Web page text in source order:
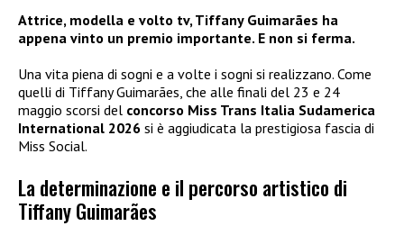
Attrice, modella e volto tv, Tiffany Guimarães ha
appena vinto un premio importante. E non si ferma.
Una vita piena di sogni e a volte i sogni si realizzano. Come
quelli di Tiffany Guimarães, che alle finali del 23 e 24
maggio scorsi del concorso Miss Trans Italia Sudamerica
International 2026 si è aggiudicata la prestigiosa fascia di
Miss Social.
La determinazione e il percorso artistico di
Tiffany Guimarães